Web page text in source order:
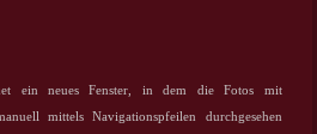
ein neues Fenster, in dem die Fotos mit
mittels Navigationspfeilen
durchgesehen